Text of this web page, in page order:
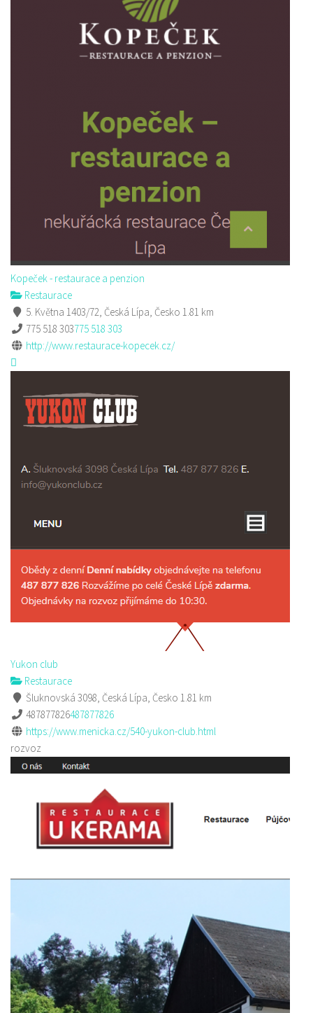
Kopeček - restaurace a penzion
Restaurace
5. Května 1403/72, Česká Lípa, Česko 1.81 km
775 518 303775 518 303
http://www.restaurace-kopecek.cz/
Yukon club
Restaurace
Šluknovská 3098, Česká Lípa, Česko 1.81 km
487877826487877826
https://www.menicka.cz/540-yukon-club.html
rozvoz